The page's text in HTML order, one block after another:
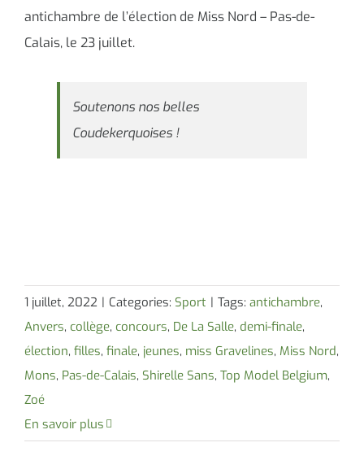
antichambre de l’élection de Miss Nord – Pas-de-
Calais, le 23 juillet.
Soutenons nos belles
Coudekerquoises !
1 juillet, 2022 | Categories: Sport | Tags: antichambre,
Anvers, collège, concours, De La Salle, demi-finale,
élection, filles, finale, jeunes, miss Gravelines, Miss Nord,
Mons, Pas-de-Calais, Shirelle Sans, Top Model Belgium,
Zoé
En savoir plus